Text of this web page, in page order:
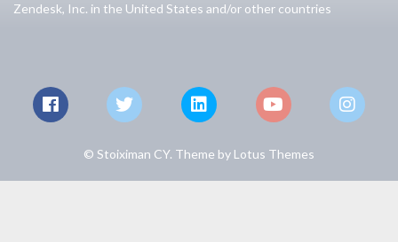
Zendesk, Inc. in the United States and/or other countries
© Stoiximan CY. Theme by Lotus Themes